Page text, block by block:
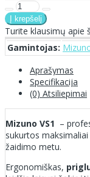
Turite klausimų apie
Gamintojas:
Aprašymas
Specifikacija
(0) Atsiliepimai
Mizuno VS1 –
sukurtos
žaidimo metu.
Ergonomiškas,